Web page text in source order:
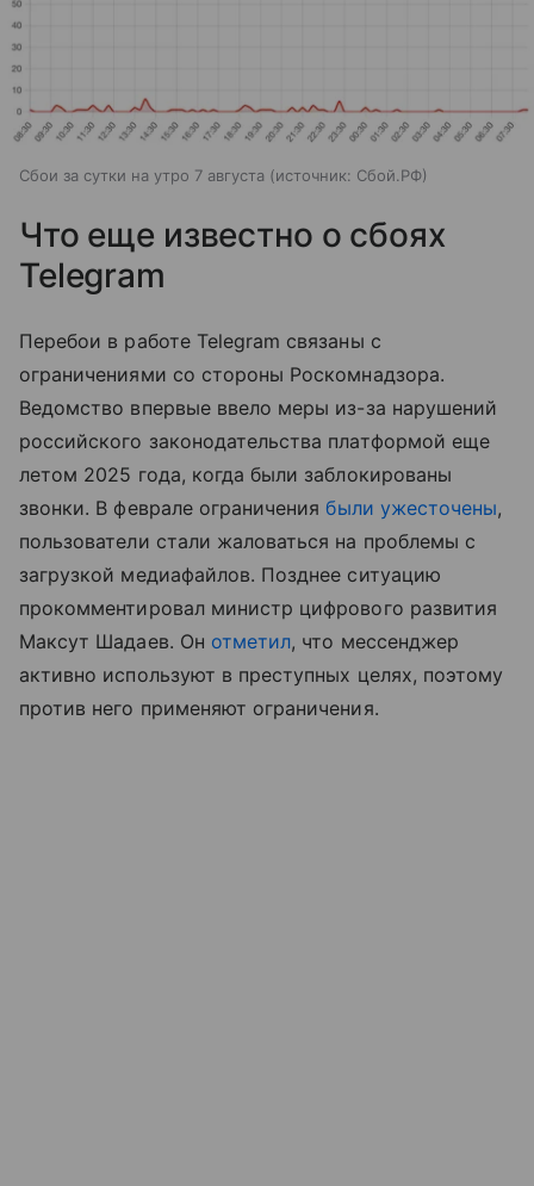
Сбои за сутки на утро 7 августа источник: Сбой.РФ
Что еще известно о сбоях
Telegram
Перебои в работе Telegram связаны с
ограничениями со стороны Роскомнадзора.
Ведомство впервые ввело меры из-за нарушений
российского законодательства платформой еще
летом 2025 года, когда были заблокированы
звонки. В феврале ограничениябыли ужесточены,
пользователи стали жаловаться на проблемы с
загрузкой медиафайлов. Позднее ситуацию
прокомментировал министр цифрового развития
Максут Шадаев. Он отметил, что мессенджер
активно используют в преступных целях, поэтому
против него применяют ограничения.